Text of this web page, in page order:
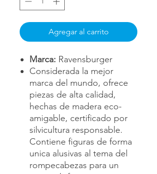
Agregar al carrito
Marca: Ravensburger
Considerada la mejor
marca del mundo, ofrece
piezas de alta calidad,
hechas de madera eco-
amigable, certificado por
silvicultura responsable.
Contiene figuras de forma
unica alusivas al tema del
rompecabezas para un